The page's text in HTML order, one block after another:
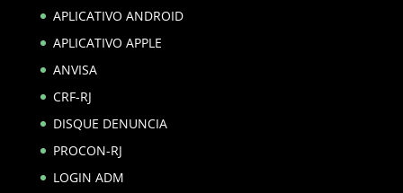
APLICATIVO ANDROID
APLICATIVO APPLE
ANVISA
CRF-RJ
DISQUE DENUNCIA
PROCON-RJ
LOGIN ADM